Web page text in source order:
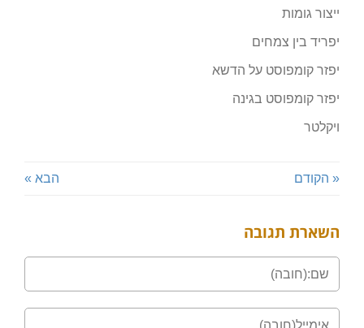
ייצור גומות
יפריד בין צמחים
יפזר קומפוסט על הדשא
יפזר קומפוסט בגינה
ויקלטר
« הקודם הבא »
השארת תגובה